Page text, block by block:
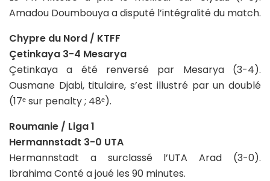
Amadou Doumbouya a disputé l’intégralité du match.
Chypre du Nord / KTFF
Çetinkaya 3-4 Mesarya
Çetinkaya a été renversé par Mesarya (3-4).
Ousmane Djabi, titulaire, s’est illustré par un doublé
(17ᵉ sur penalty ; 48ᵉ).
Roumanie / Liga 1
Hermannstadt 3-0 UTA
Hermannstadt a surclassé l’UTA Arad (3-0).
Ibrahima Conté a joué les 90 minutes.